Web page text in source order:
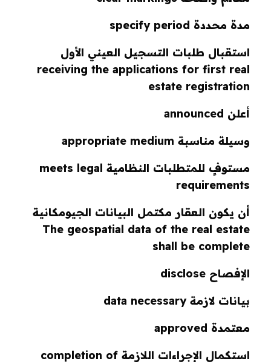
مدة محددة specify period
استقبال طلبات التسجيل العيني الأول
receiving the applications for first real
estate registration
أعلن announced
وسيلة مناسبة appropriate medium
مستوفٍ للمتطلبات النظامية meets legal
requirements
أن يكون العقار مكتمل البيانات الجيومكانية
The geospatial data of the real estate
shall be complete
الإفصاح disclose
بيانات لازمة data necessary
معتمدة approved
استكمال الإجراءات اللازمة completion of